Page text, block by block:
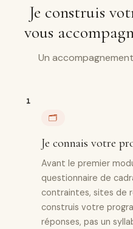
Je construis
vous
Un
🗂️
Je connais votre
Avant le premier
questionnaire de
contraintes, sites de
construis votre
réponses, pas un